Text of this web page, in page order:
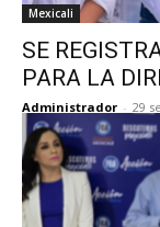
Mexicali
SE
PARA LA
Administrador - 29